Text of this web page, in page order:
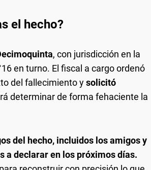
el hecho?
, con jurisdicción en la
en turno. El fiscal a cargo ordenó
del fallecimiento ysolicitó
determinar de forma fehaciente la
del hecho, incluidos los amigos y
a declarar en los próximos días.